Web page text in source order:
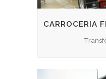
CARROCERIA